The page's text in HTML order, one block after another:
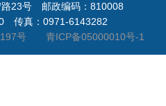
路23号 邮政编码：810008
传真：0971-6143282
号
青ICP备05000010号-1